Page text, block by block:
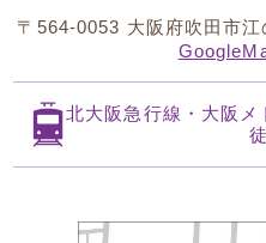
〒564-0053 大阪府吹田市
北大阪急行線・大阪メ